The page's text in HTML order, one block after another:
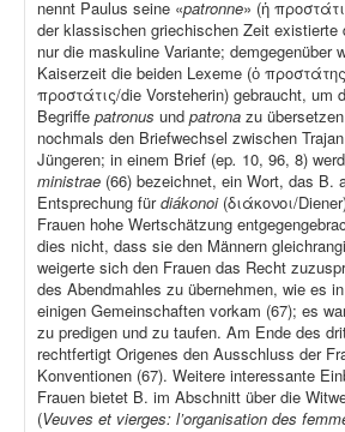
nennt Paulus seine «patronne» (ἡ
der klassischen griechischen Zeit existierte
nur die maskuline Variante; demgegenüber
Kaiserzeit die beiden Lexeme (ὁ
προστάτις/die Vorsteherin) gebraucht, um
Begriffe patronus und patrona zu
nochmals den Briefwechsel zwischen
Jüngeren; in einem Brief (ep. 10, 96, 8)
ministrae (66) bezeichnet, ein Wort, das B.
Entsprechung fürdiákonoi (διάκονοι/
Frauen hohe Wertschätzung
dies nicht, dass sie den Männern
weigerte sich den Frauen das Recht
des Abendmahles zu übernehmen, wie es
einigen Gemeinschaften vorkam (67); es
zu predigen und zu taufen. Am Ende des
rechtfertigt Origenes den Ausschluss der
Konventionen (67). Weitere interessante
Frauen bietet B. im Abschnitt über die
(Veuves et vierges: l’organisation des